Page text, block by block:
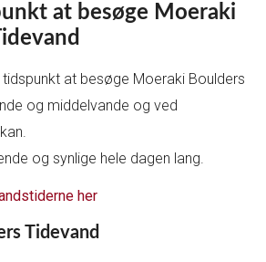
at besøge Moeraki
at besøge Moeraki Boulders
og middelvande og ved
og synlige hele dagen lang.
her
Tidevand